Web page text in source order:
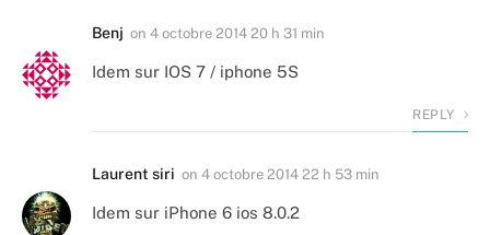
Benj on 4 octobre 2014 20 h 31 min
Idem sur IOS 7 / iphone 5S
REPLY
Laurent siri on 4 octobre 2014 22 h 53 min
Idem sur iPhone 6 ios 8.0.2